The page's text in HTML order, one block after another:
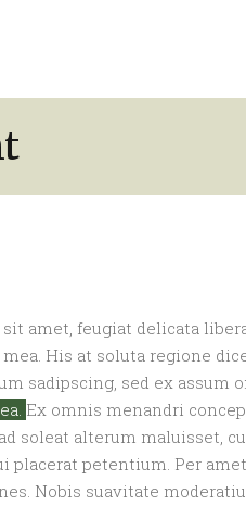
amet, feugiat delicata
His at soluta regione
sadipscing, sed ex assum
Ex omnis menandri
soleat alterum maluisset,
placerat petentium. Per
Nobis suavitate